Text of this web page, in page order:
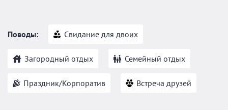
Поводы: Свидание для двоих
Загородный отдых Семейный отдых
Праздник/Корпоратив Встреча друзей